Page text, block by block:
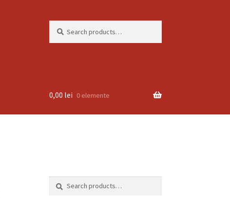
for:
0,00 lei 0 elemente
Search
Search